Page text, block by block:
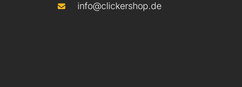
info@clickershop.de